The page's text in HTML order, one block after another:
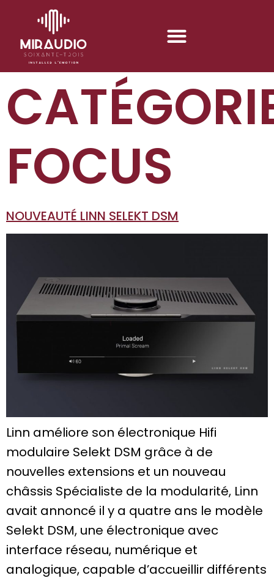
FOCUS
NOUVEAUTÉ LINN SELEKT DSM
Linn améliore son électronique Hifi
modulaire Selekt DSM grâce à de
nouvelles extensions et un nouveau
châssis Spécialiste de la modularité, Linn
avait annoncé il y a quatre ans le modèle
Selekt DSM, une électronique avec
interface réseau, numérique et
analogique, capable d’accueillir différents